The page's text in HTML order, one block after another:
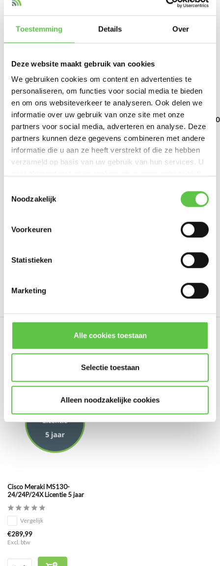
Toestemming Details Over
Deze website maakt gebruik van cookies
We gebruiken cookies om content en advertenties te
personaliseren, om functies voor social media te bieden
en om ons websiteverkeer te analyseren. Ook delen we
informatie over uw gebruik van onze site met onze
partners voor social media, adverteren en analyse. Deze
partners kunnen deze gegevens combineren met andere
informatie die u aan ze heeft verstrekt of die ze hebben
verzameld op basis van uw gebruik van hun services. U
Noodzakelijk
Voorkeuren
Statistieken
Marketing
Alle cookies toestaan
Selectie toestaan
Alleen noodzakelijke cookies
Vergelijk Delen
Bekijk ook
Cisco Meraki MS130-
24 ...
€1.299,99
Excl. btw
Cisco Meraki MS130-
24P...
€2.114,99
Excl. btw
Cisco Meraki
24X...
€3.859,99
Excl. btw
Reviews
Schrijf je eigen review
Cisco Meraki MS130-
24/24P/24X Licentie 5 jaar
Vergelijk
€289,99
Excl. btw
Abonneer
* Lees hier de wettelijke beperkingen